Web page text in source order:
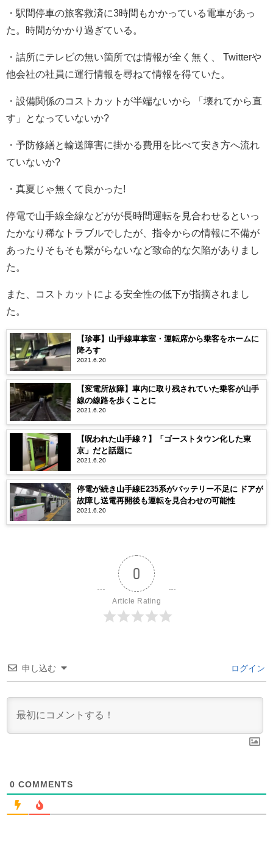
・駅間停車の旅客救済に3時間もかかっている電車があっ
た。時間がかかり過ぎている。
・詰所にテレビの無い箇所では情報が全く無く、 Twitterや
他会社の社員に運行情報を尋ねて情報を得ていた。
・設備関係のコストカットが半端ないから 「壊れてから直
す」となっていないか?
・予防修繕と輸送障害に掛かる費用を比べて安き方へ流れ
ていないか?
・真夏じゃ無くて良かった!
停電で山手線全線などがが長時間運転を見合わせるといっ
たかなり稀なトラブルでしたが、指令からの情報に不備が
あったりそもそも繋がらないなど致命的な欠陥がありまし
た。
また、コストカットによる安全性の低下が指摘されまし
た。
【珍事】山手線車掌室・運転席から乗客をホームに
降ろす
2021.6.20
【変電所故障】車内に取り残されていた乗客が山手
線の線路を歩くことに
2021.6.20
【呪われた山手線？】「ゴーストタウン化した東
京」だと話題に
2021.6.20
停電が続き山手線E235系がバッテリー不足に ドアが
故障し送電再開後も運転を見合わせの可能性
2021.6.20
0
Article Rating
申し込む ログイン
0 COMMENTS